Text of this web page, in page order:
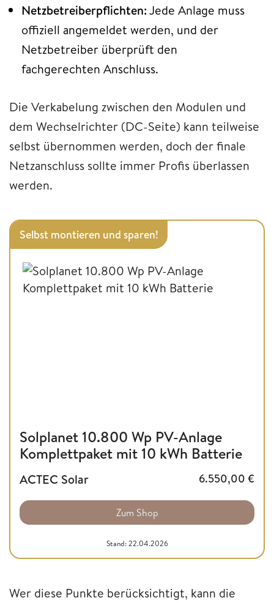
Netzbetreiberpflichten:Jede Anlage muss
offiziell angemeldet werden, und der
Netzbetreiber überprüft den
fachgerechten Anschluss.
Die Verkabelung zwischen den Modulen und
dem Wechselrichter (DC-Seite) kann teilweise
selbst übernommen werden, doch der finale
Netzanschluss sollte immer Profis überlassen
werden.
Selbst montieren und sparen!
Solplanet 10.800 Wp PV-Anlage
Komplettpaket mit 10 kWh Batterie
ACTEC Solar 6.550,00 €
Zum Shop
Stand: 22.04.2026
Wer diese Punkte berücksichtigt, kann die